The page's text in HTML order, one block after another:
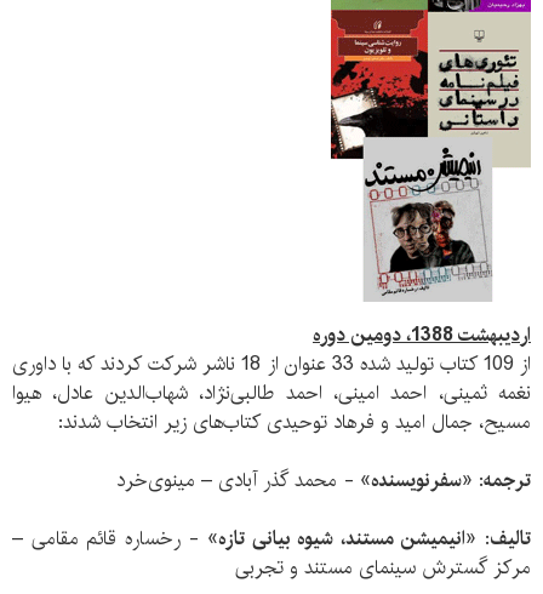
اردیبهشت 1388، دومین دوره
از 109 کتاب تولید شده 33 عنوان از 18 ناشر شرکت کردند که با داوری
نغمه ثمینی، احمد امینی، احمد طالبی‌نژاد، شهاب‌الدین عادل، هیوا
مسیح، جمال امید و فرهاد توحیدی کتاب‌های زیر انتخاب شدند:
ترجمه: «سفرنویسنده» - محمد گذر آبادی – مینوی‌خرد
تالیف: «انیمیشن مستند، شیوه بیانی تازه» - رخساره قائم مقامی –
مرکز گسترش سینمای مستند و تجربی